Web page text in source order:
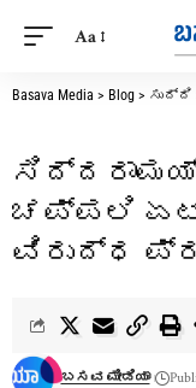
Aa
Basava Media > Blog > ಸುದ್ದಿ
ಚಪ್ಪಲಿ
ವಿರುದ್ಧ
ಬಸವ ಮೀಡಿಯಾ